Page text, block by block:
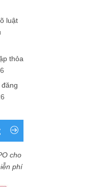
luật
thỏa
cho
phí